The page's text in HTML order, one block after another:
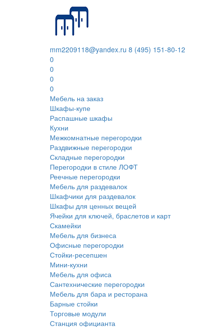
mm2209118@yandex.ru 8 (495) 151-80-12
0
0
0
0
Мебель на заказ
Шкафы-купе
Распашные шкафы
Кухни
Межкомнатные перегородки
Раздвижные перегородки
Складные перегородки
Перегородки в стиле ЛОФТ
Реечные перегородки
Мебель для раздевалок
Шкафчики для раздевалок
Шкафы для ценных вещей
Ячейки для ключей, браслетов и карт
Скамейки
Мебель для бизнеса
Офисные перегородки
Стойки-ресепшен
Мини-кухни
Мебель для офиса
Сантехнические перегородки
Мебель для бара и ресторана
Барные стойки
Торговые модули
Станция официанта